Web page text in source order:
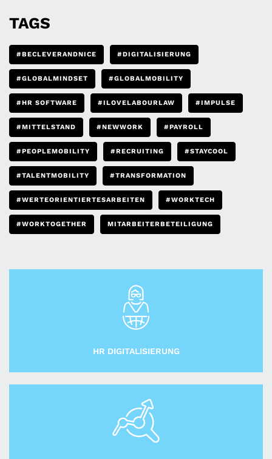
TAGS
#BECLEVERANDNICE #DIGITALISIERUNG
#GLOBALMINDSET #GLOBALMOBILITY
#HR SOFTWARE #ILOVELABOURLAW #IMPULSE
#MITTELSTAND #NEWWORK #PAYROLL
#PEOPLEMOBILITY #RECRUITING #STAYCOOL
#TALENTMOBILITY #TRANSFORMATION
#WERTEORIENTIERTESARBEITEN #WORKTECH
#WORKTOGETHER MITARBEITERBETEILIGUNG
HR DIGITALISIERUNG